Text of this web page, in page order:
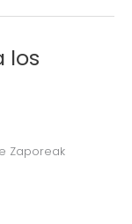
los
Zaporeak